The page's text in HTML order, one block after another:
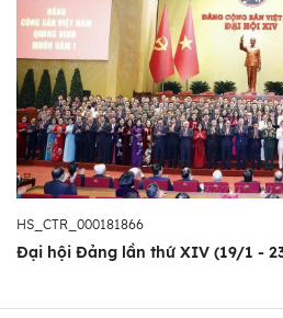
HS_CTR_000181866
Đại hội Đảng lần thứ XIV (19/1 -